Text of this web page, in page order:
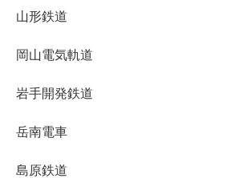
山形鉄道
岡山電気軌道
岩手開発鉄道
岳南電車
島原鉄道